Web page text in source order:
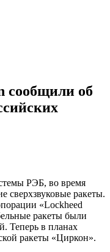
об
РЭБ, во время
сверхзвуковые ракеты.
«Lockheed
ракеты были
Теперь в планах
ракеты «Циркон».